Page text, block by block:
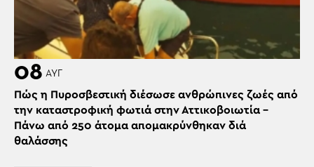
08 ΑΥΓ
Πώς η Πυροσβεστική διέσωσε ανθρώπινες ζωές από
την καταστροφική φωτιά στην Αττικοβοιωτία –
Πάνω από 250 άτομα απομακρύνθηκαν διά
θαλάσσης